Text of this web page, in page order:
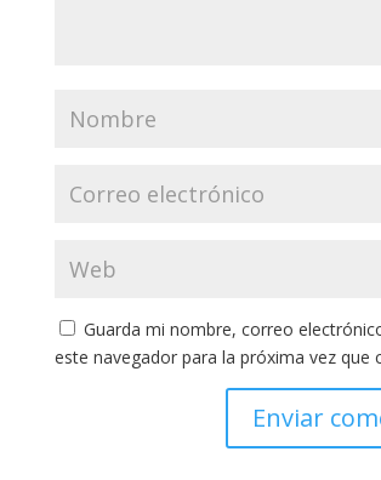
Guarda mi nombre, correo
este navegador para la próxima vez que